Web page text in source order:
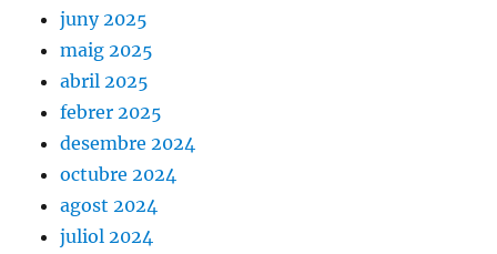
juny 2025
maig 2025
abril 2025
febrer 2025
desembre 2024
octubre 2024
agost 2024
juliol 2024